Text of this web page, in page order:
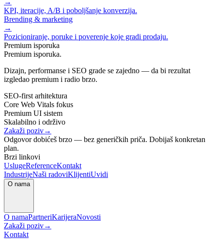
→
KPI, iteracije, A/B i poboljšanje konverzija.
Brending & marketing
→
Pozicioniranje, poruke i poverenje koje gradi prodaju.
Premium isporuka
Premium isporuka.
Dizajn, performanse i SEO grade se zajedno — da bi rezultat
izgledao premium i radio brzo.
SEO-first arhitektura
Core Web Vitals fokus
Premium UI sistem
Skalabilno i održivo
Zakaži poziv→
Odgovor dobićeš brzo — bez generičkih priča. Dobijaš konkretan
plan.
Brzi linkovi
UslugeReferenceKontakt
IndustrijeNaši radoviKlijentiUvidi
O nama
O namaPartneriKarijeraNovosti
Zakaži poziv→
Kontakt